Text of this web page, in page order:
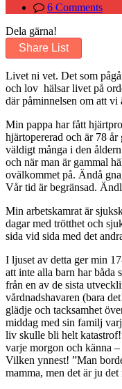
6 Comments
Dela gärna!
Share List
Livet ni vet. Det som
och lov hälsar livet på
där påminnelsen om att vi
Min pappa har fått
hjärtopererad och är 78
väldigt många i den
och när man är gammal
ovälkommet på. Ändå
Vår tid är begränsad.
Min arbetskamrat är
dagar med trötthet och
sida vid sida med det
I ljuset av detta ger min
att inte alla barn har båda
från en av de sista
vårdnadshavaren (bara
glädje och tacksamhet
middag med sin familj
liv skulle bli helt
varje morgon och känna
Vilken ynnest! ”Man
mamma, men det är ju det